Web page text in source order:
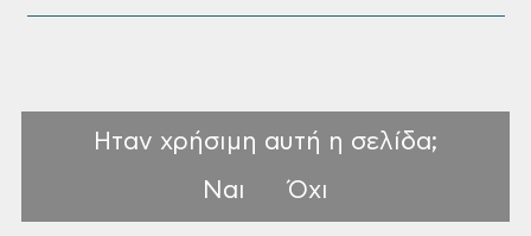
Ηταν χρήσιμη αυτή η σελίδα;
Ναι
Όχι